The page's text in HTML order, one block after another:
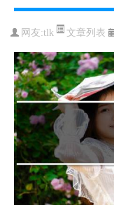
网友:tlk 文章列表